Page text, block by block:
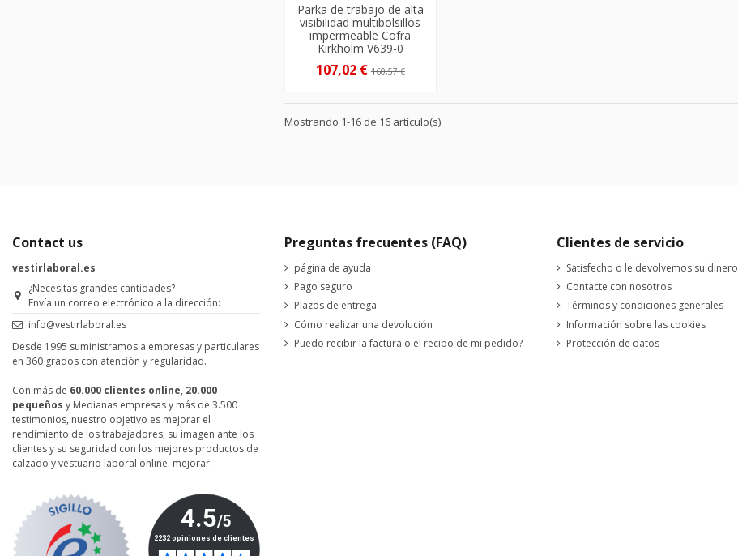
Parka de trabajo de alta
visibilidad multibolsillos
impermeable Cofra
Kirkholm V639-0
107,02 €160,57 €
Mostrando 1-16 de 16 artículo(s)
Contact us
vestirlaboral.es
¿Necesitas grandes cantidades?
Envía un correo electrónico a la dirección:
info@vestirlaboral.es
Desde 1995 suministramos a empresas y particulares
en 360 grados con atención y regularidad.
Con más de 60.000 clientes online, 20.000
pequeños y Medianas empresas y más de 3.500
testimonios, nuestro objetivo es mejorar el
rendimiento de los trabajadores, su imagen ante los
clientes y su seguridad con los mejores productos de
calzado y vestuario laboral online. mejorar.
Preguntas frecuentes (FAQ)
página de ayuda
Pago seguro
Plazos de entrega
Cómo realizar una devolución
Puedo recibir la factura o el recibo de mi pedido?
Clientes de servicio
Satisfecho o le devolvemos su dinero
Contacte con nosotros
Términos y condiciones generales
Información sobre las cookies
Protección de datos